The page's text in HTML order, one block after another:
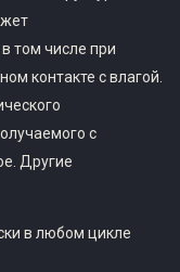
том числе при
контакте с влагой.
с
Другие
в любом цикле